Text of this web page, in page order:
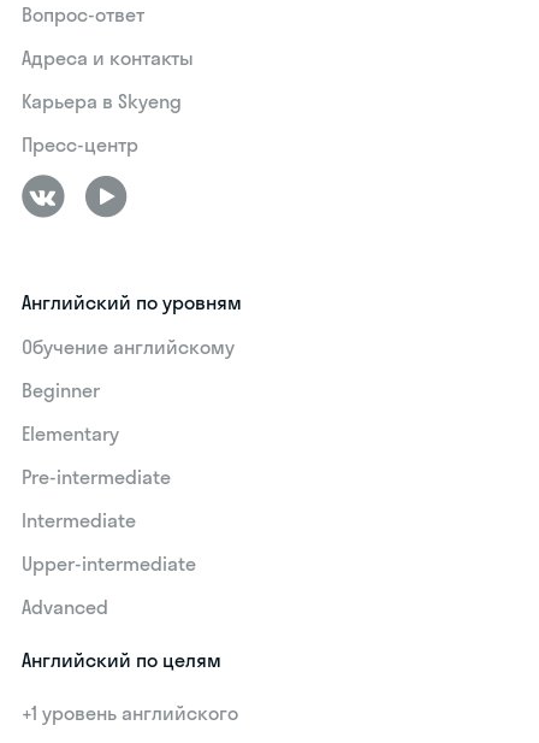
Вопрос-ответ
Адреса и контакты
Карьера в Skyeng
Пресс-центр
Английский по уровням
Обучение английскому
Beginner
Elementary
Pre-intermediate
Intermediate
Upper-intermediate
Advanced
Английский по целям
+1 уровень английского